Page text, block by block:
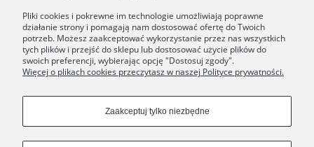
F.A.Q.
Pliki cookies i pokrewne im technologie umożliwiają poprawne
działanie strony i pomagają nam dostosować ofertę do Twoich
potrzeb. Możesz zaakceptować wykorzystanie przez nas wszystkich
tych plików i przejść do sklepu lub dostosować użycie plików do
swoich preferencji, wybierając opcję "Dostosuj zgody".
Więcej o plikach cookies przeczytasz w naszej Polityce prywatności.
Zaakceptuj tylko niezbędne